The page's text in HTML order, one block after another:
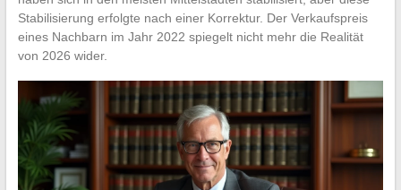
Stabilisierung erfolgte nach einer Korrektur. Der Verkaufspreis
eines Nachbarn im Jahr 2022 spiegelt nicht mehr die Realität
von 2026 wider.